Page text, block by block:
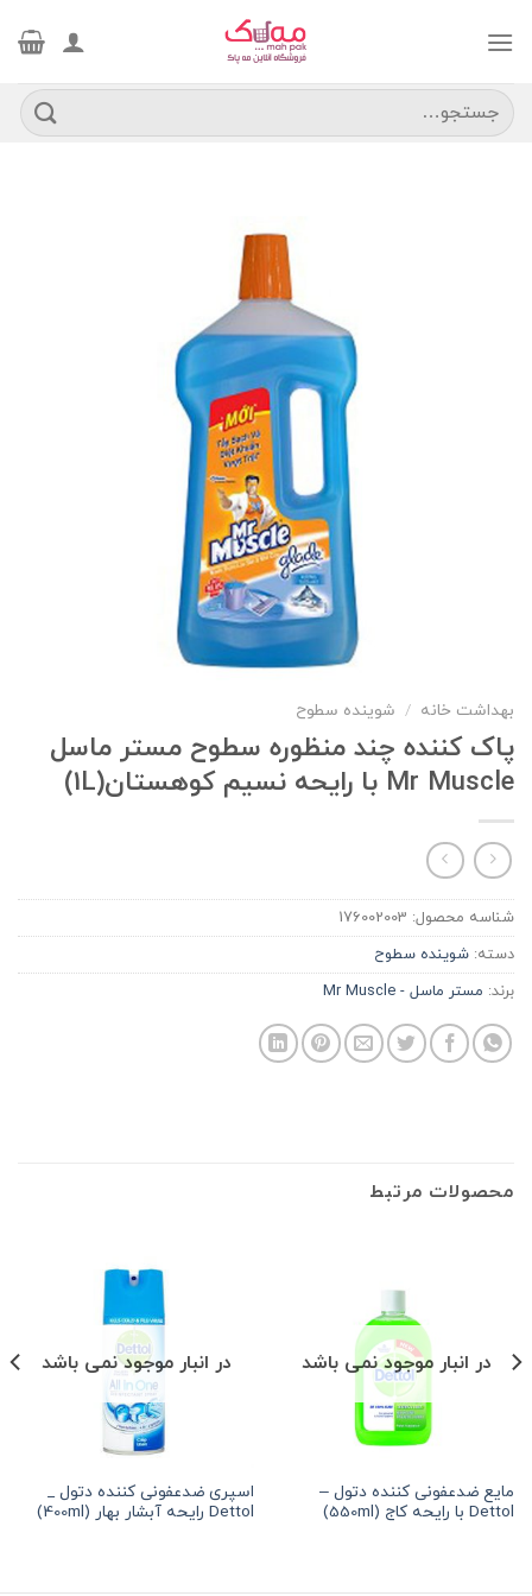
جستجو
برای:
بهداشت خانه / شوینده سطوح
پاک کننده چند منظوره سطوح مستر ماسل
Mr Muscle با رایحه نسیم کوهستان(1L)
شناسه محصول: 176002003
دسته: شوینده سطوح
برند: مستر ماسل - Mr Muscle
محصولات مرتبط
در انبار موجود نمی باشد
مایع ضدعفونی کننده دتول –
Dettol با رایحه کاج (550ml)
در انبار موجود نمی باشد
اسپری ضدعفونی کننده دتول _
Dettol رایحه آبشار بهار (400ml)